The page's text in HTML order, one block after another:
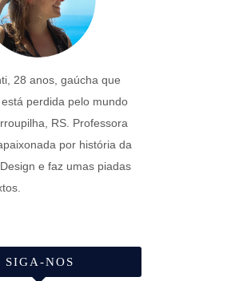
28 anos, gaúcha que
perdida pelo mundo
RS. Professora
por história da
e faz umas piadas
SIGA-NOS